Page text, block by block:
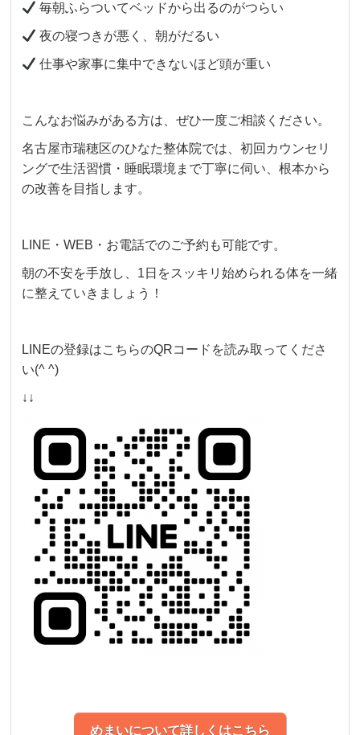
毎朝ふらついてベッドから出るのがつらい
夜の寝つきが悪く、朝がだるい
仕事や家事に集中できないほど頭が重い
こんなお悩みがある方は、ぜひ一度ご相談ください。
名古屋市瑞穂区のひなた整体院では、初回カウンセリ
ングで生活習慣・睡眠環境まで丁寧に伺い、根本から
の改善を目指します。
LINE・WEB・お電話でのご予約も可能です。
朝の不安を手放し、1日をスッキリ始められる体を一緒
に整えていきましょう！
LINEの登録はこちらのQRコードを読み取ってくださ
い(^ ^)
↓↓
めまいについて詳しくはこちら